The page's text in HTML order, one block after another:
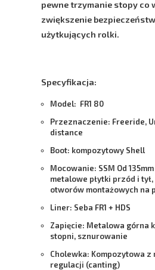
pewne trzymanie stopy co
zwiększenie
użytkujących rolki.
Specyfikacja:
Model: FR1 80
Przeznaczenie: Freeride,
distance
Boot: kompozytowy Shell
Mocowanie: SSM Od
metalowe płytki przód i
otworów montażowych na
Liner: Seba FR1 + HDS
Zapięcie: Metalowa górna
stopni, sznurowanie
Cholewka: Kompozytowa z
regulacji (canting)